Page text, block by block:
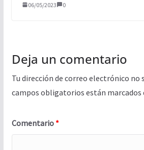
06/05/2023 0
Deja un comentario
Tu dirección de correo electrónico no
campos obligatorios están marcados
Comentario *